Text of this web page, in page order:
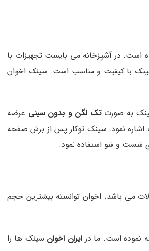
است. در آشپزخانه می بایست تجهیزات با
سینک با کیفیت و مناسب است. سینک اخوان
به صورتتک لگن و بدون سینی عرضه
اشاره نمود. سینک توکار پس از برش صفحه
شست و شو استفاده نمود.
و شیرآلات می باشد. اخوان توانسته بیشترین حجم
نموده است. ما درایران اخوان سینک ها را